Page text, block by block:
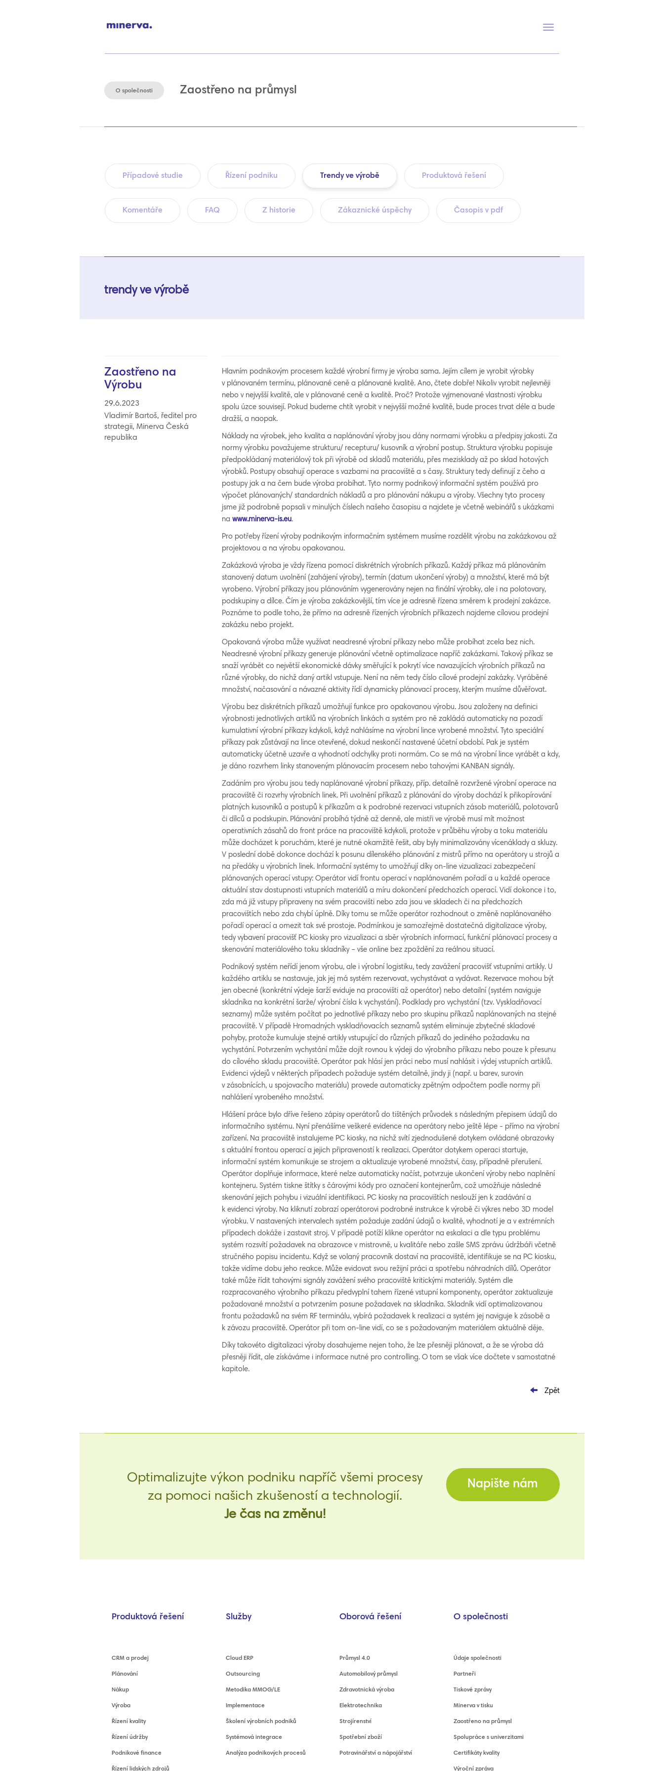
Přepnout
O společnosti Zaostřeno na průmysl
Případové studie Řízení podniku Trendy ve výrobě Produktová řešení
Komentáře FAQ Z historie Zákaznické úspěchy Časopis v pdf
trendy ve výrobě
Zaostřeno na
Výrobu
29.6.2023
Vladimír Bartoš, ředitel pro
strategii, Minerva Česká
republika
Hlavním podnikovým procesem každé výrobní firmy je výroba sama. Jejím cílem je vyrobit výrobky
v plánovaném termínu, plánované ceně a plánované kvalitě. Ano, čtete dobře! Nikoliv vyrobit nejlevněji
nebo v nejvyšší kvalitě, ale v plánované ceně a kvalitě. Proč? Protože vyjmenované vlastnosti výrobku
spolu úzce souvisejí. Pokud budeme chtít vyrobit v nejvyšší možné kvalitě, bude proces trvat déle a bude
dražší, a naopak.
Náklady na výrobek, jeho kvalita a naplánování výroby jsou dány normami výrobku a předpisy jakosti. Za
normy výrobku považujeme strukturu/ recepturu/ kusovník a výrobní postup. Struktura výrobku popisuje
předpokládaný materiálový tok při výrobě od skladů materiálu, přes mezisklady až po sklad hotových
výrobků. Postupy obsahují operace s vazbami na pracoviště a s časy. Struktury tedy definují z čeho a
postupy jak a na čem bude výroba probíhat. Tyto normy podnikový informační systém používá pro
výpočet plánovaných/ standardních nákladů a pro plánování nákupu a výroby. Všechny tyto procesy
jsme již podrobně popsali v minulých číslech našeho časopisu a najdete je včetně webinářů s ukázkami
na www.minerva-is.eu.
Pro potřeby řízení výroby podnikovým informačním systémem musíme rozdělit výrobu na zakázkovou až
projektovou a na výrobu opakovanou.
Zakázková výroba je vždy řízena pomocí diskrétních výrobních příkazů. Každý příkaz má plánováním
stanovený datum uvolnění (zahájení výroby), termín (datum ukončení výroby) a množství, které má být
vyrobeno. Výrobní příkazy jsou plánováním vygenerovány nejen na finální výrobky, ale i na polotovary,
podskupiny a dílce. Čím je výroba zakázkovější, tím více je adresně řízena směrem k prodejní zakázce.
Poznáme to podle toho, že přímo na adresně řízených výrobních příkazech najdeme cílovou prodejní
zakázku nebo projekt.
Opakovaná výroba může využívat neadresné výrobní příkazy nebo může probíhat zcela bez nich.
Neadresné výrobní příkazy generuje plánování včetně optimalizace napříč zakázkami. Takový příkaz se
snaží vyrábět co největší ekonomické dávky směřující k pokrytí více navazujících výrobních příkazů na
různé výrobky, do nichž daný artikl vstupuje. Není na něm tedy číslo cílové prodejní zakázky. Vyráběné
množství, načasování a návazné aktivity řídí dynamicky plánovací procesy, kterým musíme důvěřovat.
Výrobu bez diskrétních příkazů umožňují funkce pro opakovanou výrobu. Jsou založeny na definici
výrobnosti jednotlivých artiklů na výrobních linkách a systém pro ně zakládá automaticky na pozadí
kumulativní výrobní příkazy kdykoli, když nahlásíme na výrobní lince vyrobené množství. Tyto speciální
příkazy pak zůstávají na lince otevřené, dokud neskončí nastavené účetní období. Pak je systém
automaticky účetně uzavře a vyhodnotí odchylky proti normám. Co se má na výrobní lince vyrábět a kdy,
je dáno rozvrhem linky stanoveným plánovacím procesem nebo tahovými KANBAN signály.
Zadáním pro výrobu jsou tedy naplánované výrobní příkazy, příp. detailně rozvržené výrobní operace na
pracoviště či rozvrhy výrobních linek. Při uvolnění příkazů z plánování do výroby dochází k přikopírování
platných kusovníků a postupů k příkazům a k podrobné rezervaci vstupních zásob materiálů, polotovarů
či dílců a podskupin. Plánování probíhá týdně až denně, ale mistři ve výrobě musí mít možnost
operativních zásahů do front práce na pracoviště kdykoli, protože v průběhu výroby a toku materiálu
může docházet k poruchám, které je nutné okamžitě řešit, aby byly minimalizovány vícenáklady a skluzy.
V poslední době dokonce dochází k posunu dílenského plánování z mistrů přímo na operátory u strojů a
na předáky u výrobních linek. Informační systémy to umožňují díky on-line vizualizaci zabezpečení
plánovaných operací vstupy: Operátor vidí frontu operací v naplánovaném pořadí a u každé operace
aktuální stav dostupnosti vstupních materiálů a míru dokončení předchozích operací. Vidí dokonce i to,
zda má již vstupy připraveny na svém pracovišti nebo zda jsou ve skladech či na předchozích
pracovištích nebo zda chybí úplně. Díky tomu se může operátor rozhodnout o změně naplánovaného
pořadí operací a omezit tak své prostoje. Podmínkou je samozřejmě dostatečná digitalizace výroby,
tedy vybavení pracovišť PC kiosky pro vizualizaci a sběr výrobních informací, funkční plánovací procesy a
skenování materiálového toku skladníky – vše online bez zpoždění za reálnou situací.
Podnikový systém neřídí jenom výrobu, ale i výrobní logistiku, tedy zavážení pracovišť vstupními artikly. U
každého artiklu se nastavuje, jak jej má systém rezervovat, vychystávat a vydávat. Rezervace mohou být
jen obecné (konkrétní výdeje šarží eviduje na pracovišti až operátor) nebo detailní (systém naviguje
skladníka na konkrétní šarže/ výrobní čísla k vychystání). Podklady pro vychystání (tzv. Vyskladňovací
seznamy) může systém počítat po jednotlivé příkazy nebo pro skupinu příkazů naplánovaných na stejné
pracoviště. V případě Hromadných vyskladňovacích seznamů systém eliminuje zbytečné skladové
pohyby, protože kumuluje stejné artikly vstupující do různých příkazů do jediného požadavku na
vychystání. Potvrzením vychystání může dojít rovnou k výdeji do výrobního příkazu nebo pouze k přesunu
do cílového skladu pracoviště. Operátor pak hlásí jen práci nebo musí nahlásit i výdej vstupních artiklů.
Evidenci výdejů v některých případech požaduje systém detailně, jindy ji (např. u barev, surovin
v zásobnících, u spojovacího materiálu) provede automaticky zpětným odpočtem podle normy při
nahlášení vyrobeného množství.
Hlášení práce bylo dříve řešeno zápisy operátorů do tištěných průvodek s následným přepisem údajů do
informačního systému. Nyní přenášíme veškeré evidence na operátory nebo ještě lépe - přímo na výrobní
zařízení. Na pracoviště instalujeme PC kiosky, na nichž svítí zjednodušené dotykem ovládané obrazovky
s aktuální frontou operací a jejich připraveností k realizaci. Operátor dotykem operaci startuje,
informační systém komunikuje se strojem a aktualizuje vyrobené množství, časy, případně přerušení.
Operátor doplňuje informace, které nelze automaticky načíst, potvrzuje ukončení výroby nebo naplnění
kontejneru. Systém tiskne štítky s čárovými kódy pro označení kontejnerům, což umožňuje následné
skenování jejich pohybu i vizuální identifikaci. PC kiosky na pracovištích neslouží jen k zadávání a
k evidenci výroby. Na kliknutí zobrazí operátorovi podrobné instrukce k výrobě či výkres nebo 3D model
výrobku. V nastavených intervalech systém požaduje zadání údajů o kvalitě, vyhodnotí je a v extrémních
případech dokáže i zastavit stroj. V případě potíží klikne operátor na eskalaci a dle typu problému
systém rozsvítí požadavek na obrazovce v mistrovně, u kvalitáře nebo zašle SMS zprávu údržbáři včetně
stručného popisu incidentu. Když se volaný pracovník dostaví na pracoviště, identifikuje se na PC kiosku,
takže vidíme dobu jeho reakce. Může evidovat svou režijní práci a spotřebu náhradních dílů. Operátor
také může řídit tahovými signály zavážení svého pracoviště kritickými materiály. Systém dle
rozpracovaného výrobního příkazu předvyplní tahem řízené vstupní komponenty, operátor zaktualizuje
požadované množství a potvrzením posune požadavek na skladníka. Skladník vidí optimalizovanou
frontu požadavků na svém RF terminálu, vybírá požadavek k realizaci a systém jej naviguje k zásobě a
k závozu pracoviště. Operátor při tom on-line vidí, co se s požadovaným materiálem aktuálně děje.
Díky takovéto digitalizaci výroby dosahujeme nejen toho, že lze přesněji plánovat, a že se výroba dá
přesněji řídit, ale získáváme i informace nutné pro controlling. O tom se však více dočtete v samostatné
kapitole.
Zpět
Optimalizujte výkon podniku napříč všemi procesy
za pomoci našich zkušeností a technologií.
Je čas na změnu!
Napište nám
Produktová řešení
CRM a prodej
Plánování
Nákup
Výroba
Řízení kvality
Řízení údržby
Podnikové finance
Řízení lidských zdrojů
Služby
Cloud ERP
Outsourcing
Metodika MMOG/LE
Implementace
Školení výrobních podniků
Systémová integrace
Analýza podnikových procesů
Oborová řešení
Průmysl 4.0
Automobilový průmysl
Zdravotnická výroba
Elektrotechnika
Strojírenství
Spotřební zboží
Potravinářství a nápojářství
O společnosti
Údaje společnosti
Partneři
Tiskové zprávy
Minerva v tisku
Zaostřeno na průmysl
Spolupráce s univerzitami
Certifikáty kvality
Výroční zpráva